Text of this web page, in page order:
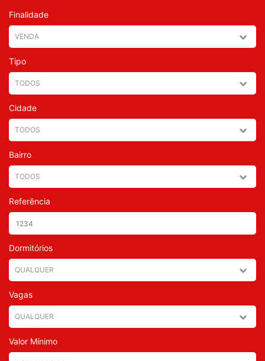
Finalidade
Tipo
Cidade
Bairro
Referência
Dormitórios
Vagas
Valor Mínimo